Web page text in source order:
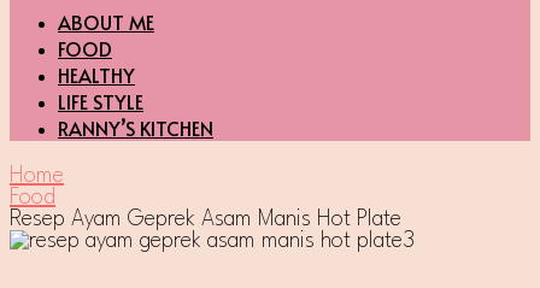
ABOUT ME
FOOD
HEALTHY
LIFE STYLE
RANNY’S KITCHEN
Home
Food
Resep Ayam Geprek Asam Manis Hot Plate